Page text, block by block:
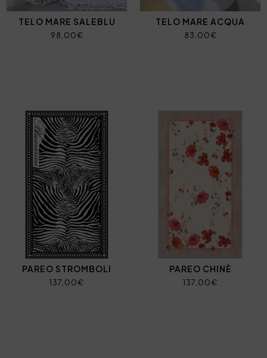
TELO MARE SALEBLU
98,00€
TELO MARE ACQUA
83,00€
PAREO STROMBOLI
137,00€
PAREO CHINÈ
137,00€